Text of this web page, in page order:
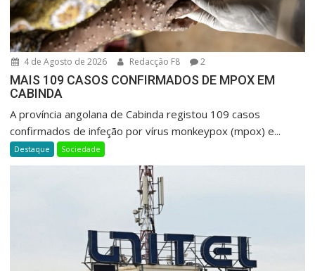
4 de Agosto de 2026 Redacção F8 2
MAIS 109 CASOS CONFIRMADOS DE MPOX EM
CABINDA
A província angolana de Cabinda registou 109 casos
confirmados de infeção por vírus monkeypox (mpox) e...
Destaque Sociedade